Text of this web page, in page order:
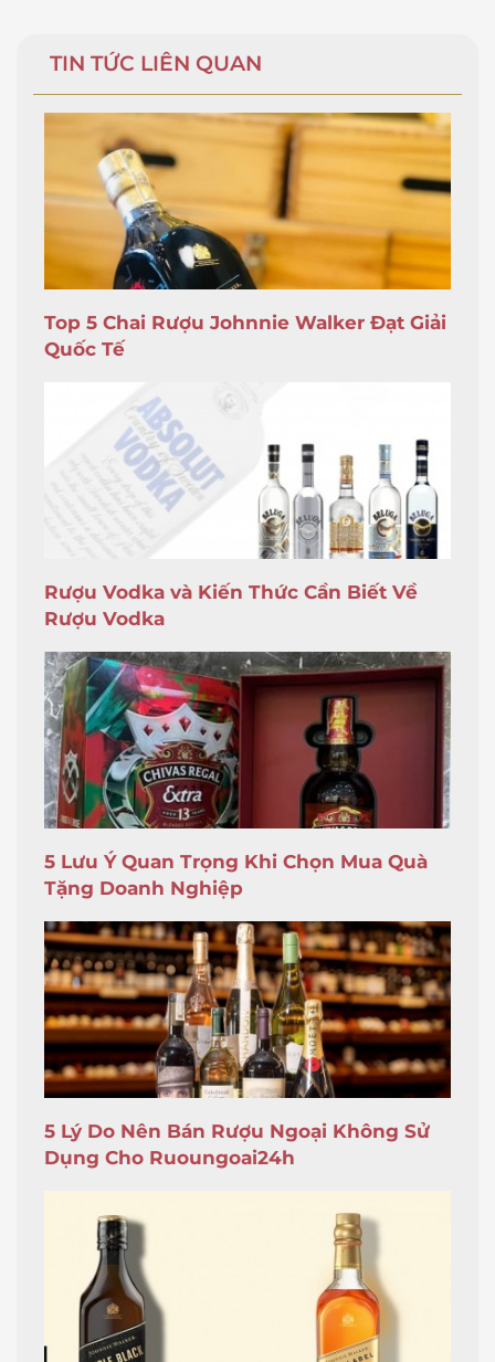
TIN TỨC LIÊN QUAN
Top 5 Chai Rượu Johnnie Walker Đạt Giải
Quốc Tế
Rượu Vodka và Kiến Thức Cần Biết Về
Rượu Vodka
5 Lưu Ý Quan Trọng Khi Chọn Mua Quà
Tặng Doanh Nghiệp
5 Lý Do Nên Bán Rượu Ngoại Không Sử
Dụng Cho Ruoungoai24h